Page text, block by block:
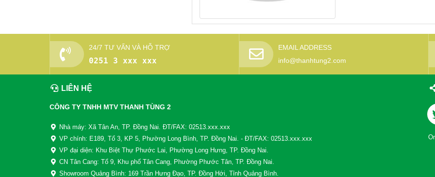
24/7 TƯ VẤN VÀ HỖ TRỢ
0251 3 xxx xxx
EMAIL ADDRESS
info@thanhtung2.com
LIÊN HỆ
CÔNG TY TNHH MTV THANH TÙNG 2
Nhà máy: Xã Tân An, TP. Đồng Nai. ĐT/FAX: 02513.xxx.xxx
VP chính: E189, Tổ 3, KP 5, Phường Long Bình, TP. Đồng Nai. - ĐT/FAX: 02513.xxx.xxx
VP đại diện: Khu Biệt Thự Phước Lai, Phường Long Hưng, TP. Đồng Nai.
CN Tân Cang: Tổ 9, Khu phố Tân Cang, Phường Phước Tân, TP. Đồng Nai.
Showroom Quảng Bình: 169 Trần Hưng Đạo, TP. Đồng Hới, Tỉnh Quảng Bình.